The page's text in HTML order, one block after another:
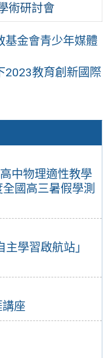
中物理適性教學
國高三暑假學測
學習啟航站」
座
術研討會
基金會青少年媒體
2023教育創新國際